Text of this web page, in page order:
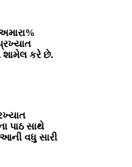
શામેલ કરે છે.
પાઠ સાથે
વધુ સારી